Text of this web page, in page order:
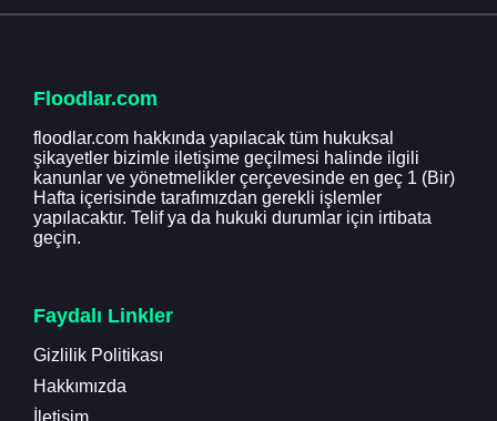
Floodlar.com
floodlar.com hakkında yapılacak tüm hukuksal
şikayetler bizimle iletişime geçilmesi halinde ilgili
kanunlar ve yönetmelikler çerçevesinde en geç 1 (Bir)
Hafta içerisinde tarafımızdan gerekli işlemler
yapılacaktır. Telif ya da hukuki durumlar için irtibata
geçin.
Faydalı Linkler
Gizlilik Politikası
Hakkımızda
İletişim